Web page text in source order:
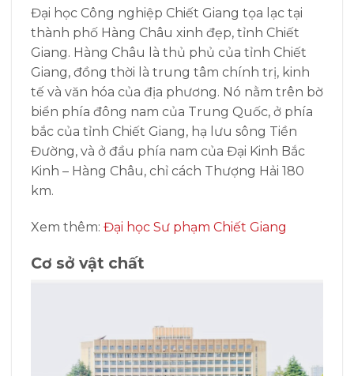
Đại học Công nghiệp Chiết Giang tọa lạc tại
thành phố Hàng Châu xinh đẹp, tỉnh Chiết
Giang. Hàng Châu là thủ phủ của tỉnh Chiết
Giang, đồng thời là trung tâm chính trị, kinh
tế và văn hóa của địa phương. Nó nằm trên bờ
biển phía đông nam của Trung Quốc, ở phía
bắc của tỉnh Chiết Giang, hạ lưu sông Tiền
Đường, và ở đầu phía nam của Đại Kinh Bắc
Kinh – Hàng Châu, chỉ cách Thượng Hải 180
km.
Xem thêm: Đại học Sư phạm Chiết Giang
Cơ sở vật chất